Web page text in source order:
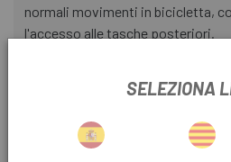
normali movimenti in bicicletta,
l'accesso alle tasche posteriori.
tessuto red aperta che offre una
SELEZIONA